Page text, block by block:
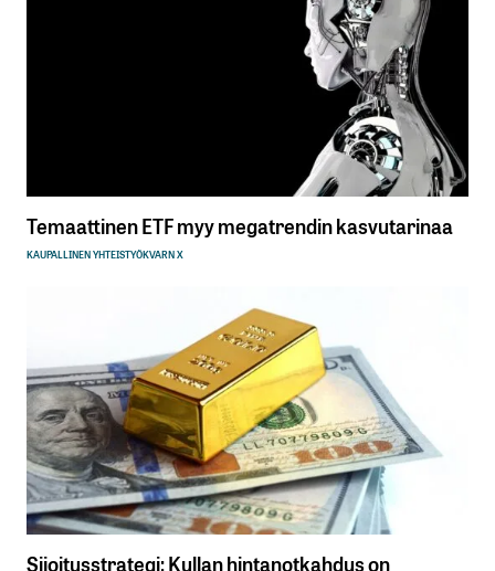
Temaattinen ETF myy megatrendin kasvutarinaa
KAUPALLINEN YHTEISTYÖKVARN X
Sijoitusstrategi: Kullan hintanotkahdus on